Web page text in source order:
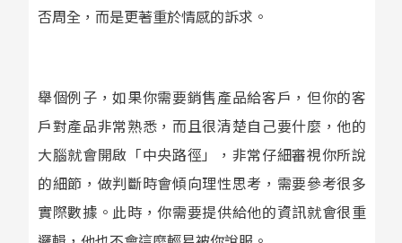
否周全，而是更著重於情感的訴求。
舉個例子，如果你需要銷售產品給客戶，但你的客
戶對產品非常熟悉，而且很清楚自己要什麼，他的
大腦就會開啟「中央路徑」，非常仔細審視你所說
的細節，做判斷時會傾向理性思考，需要參考很多
實際數據。此時，你需要提供給他的資訊就會很重